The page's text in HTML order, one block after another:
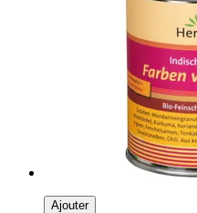
Ajouter